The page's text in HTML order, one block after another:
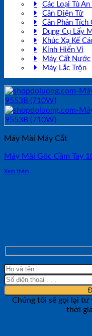
Các Loại Tủ An
Cân Điện Tử
Cân Phân Tích
Dụng Cụ Lấy
Khúc Xạ Kế
Kính Hiển Vi
Máy Cất Nước
Máy Lắc Trộn
Máy Mài Máy Cắt
Máy Mài Góc Cầm Tay
Xem thêm
Chúng tôi sẽ gọi lại tư
thời